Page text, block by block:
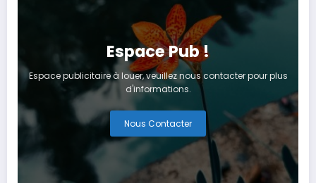
Espace Pub !
Espace publicitaire à louer, veuillez nous contacter pour plus
d'informations.
Nous Contacter